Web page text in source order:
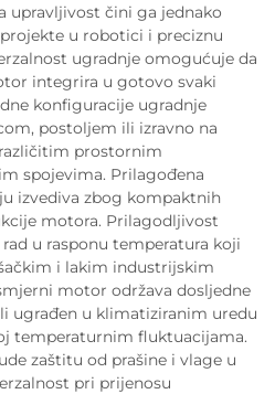
upravljivost čini ga jednako
u robotici i preciznu
ugradnje omogućuje da
integrira u gotovo svaki
konfiguracije ugradnje
postoljem ili izravno na
prostornim
spojevima. Prilagođena
izvediva zbog kompaktnih
motora. Prilagodljivost
u rasponu temperatura koji
i lakim industrijskim
motor održava dosljedne
ugrađen u klimatiziranim uredu
temperaturnim fluktuacijama.
zaštitu od prašine i vlage u
pri prijenosu